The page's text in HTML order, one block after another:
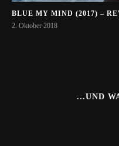
BLUE MY MIND (2017) –
2. Oktober 2018
...UND